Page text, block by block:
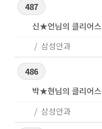
487
신★언님의 클리어
삼성안과
486
박★현님의 클리어
삼성안과